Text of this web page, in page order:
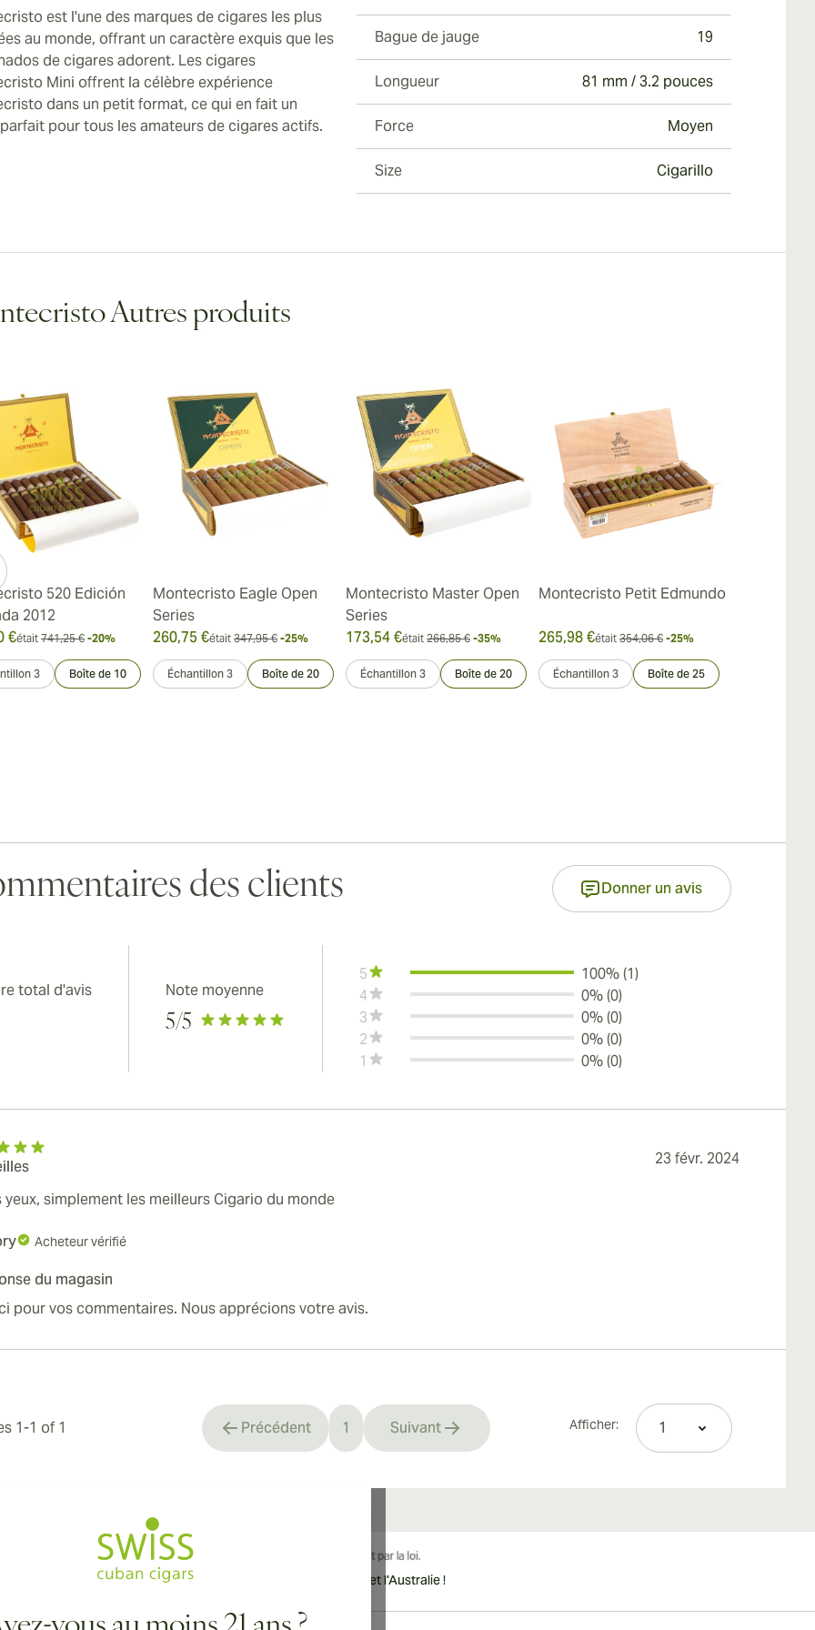
larger image
larger image
larger image
larger image
larger image
larger image
larger image
larger image
est l'une des marques de cigares les plus
au monde, offrant un caractère exquis que les
de cigares adorent. Les cigares
Mini offrent la célèbre expérience
dans un petit format, ce qui en fait un
pour tous les amateurs de cigares actifs.
Bague de jauge 19
Longueur 81 mm / 3.2 pouces
Force Moyen
Size Cigarillo
Autres produits
520 Edición
2012
€était 741,25 € -20%
3 Boîte de 10
Montecristo Eagle Open
Series
260,75 €était 347,95 € -25%
Échantillon 3 Boîte de 20
Montecristo Master Open
Series
173,54 €était 266,85 € -35%
Échantillon 3 Boîte de 20
Montecristo Petit Edmundo
265,98 €était 354,06 € -25%
Échantillon 3 Boîte de 25
des clients Donner un avis
total d'avis Note moyenne
5/5
5
100% (1)
4
0% (0)
3
0% (0)
2
0% (0)
1
0% (0)
23 févr. 2024
yeux, simplement les meilleurs Cigario du monde
Acheteur vérifié
du magasin
pour vos commentaires. Nous apprécions votre avis.
1-1 of 1 Précédent You're currently reading page
1 Suivant Afficher:
internationale disponible vers le Canada, le Royaume-Uni et l'Australie !